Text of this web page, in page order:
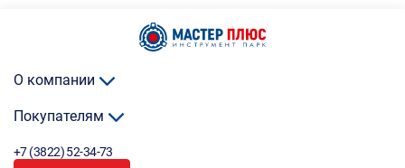
О компании
Покупателям
+7 (3822) 52-34-73